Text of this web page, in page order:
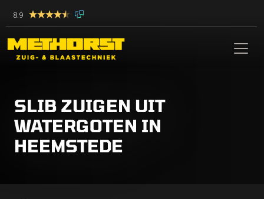
8.9
SLIB ZUIGEN UIT
WATERGOTEN IN
HEEMSTEDE